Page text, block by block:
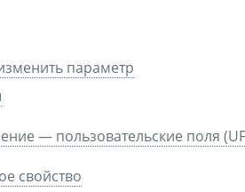
параметр
— пользовательские поля
свойство